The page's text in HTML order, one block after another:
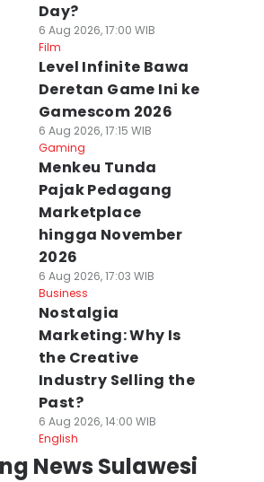
Day?
6 Aug 2026, 17:00 WIB
Film
Level Infinite Bawa
Deretan Game Ini ke
Gamescom 2026
6 Aug 2026, 17:15 WIB
Gaming
Menkeu Tunda
Pajak Pedagang
Marketplace
hingga November
2026
6 Aug 2026, 17:03 WIB
Business
Nostalgia
Marketing: Why Is
the Creative
Industry Selling the
Past?
6 Aug 2026, 14:00 WIB
English
News Sulawesi